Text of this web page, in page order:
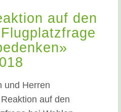
auf den
und Herren
auf den